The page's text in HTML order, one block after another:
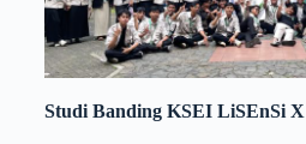
Studi Banding KSEI LiSEnSi